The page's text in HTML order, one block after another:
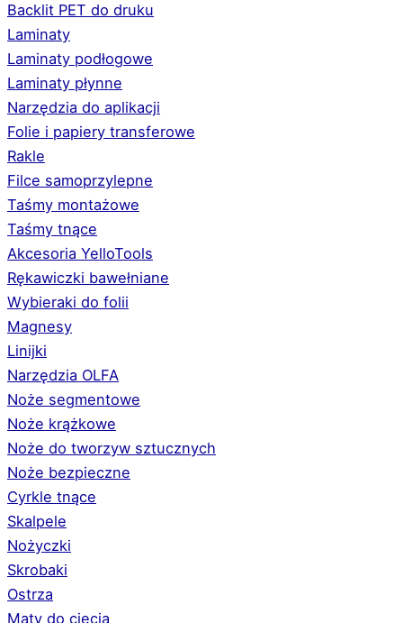
Backlit PET do druku
Laminaty
Laminaty podłogowe
Laminaty płynne
Narzędzia do aplikacji
Folie i papiery transferowe
Rakle
Filce samoprzylepne
Taśmy montażowe
Taśmy tnące
Akcesoria YelloTools
Rękawiczki bawełniane
Wybieraki do folii
Magnesy
Linijki
Narzędzia OLFA
Noże segmentowe
Noże krążkowe
Noże do tworzyw sztucznych
Noże bezpieczne
Cyrkle tnące
Skalpele
Nożyczki
Skrobaki
Ostrza
Maty do cięcia